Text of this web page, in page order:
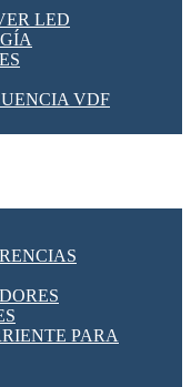
LED
VDF
PARA